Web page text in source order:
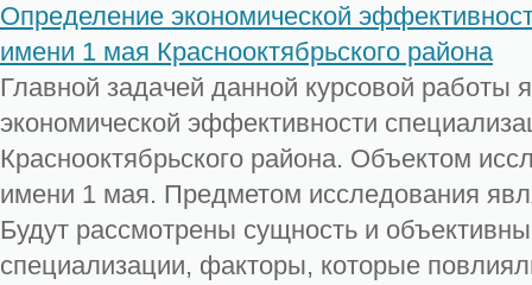
Определение экономической
имени 1 мая Краснооктябрьского района
Главной задачей данной курсовой работы
экономической эффективности
Краснооктябрьского района. Объектом
имени 1 мая. Предметом исследования
Будут рассмотрены сущность и
специализации, факторы, которые